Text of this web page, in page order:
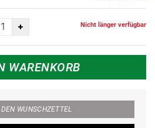
Nicht länger verfügbar
WARENKORB
WUNSCHZETTEL